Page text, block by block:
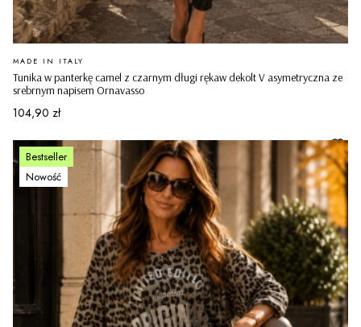
Tunika w panterkę camel z czarnym długi rękaw dekolt V asymetryczna ze
srebrnym napisem Ornavasso
PRODUCENT
MADE IN ITALY
Cena
104,90 zł
Bestseller
Nowość